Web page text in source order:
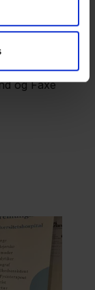
Lejre,
og Faxe